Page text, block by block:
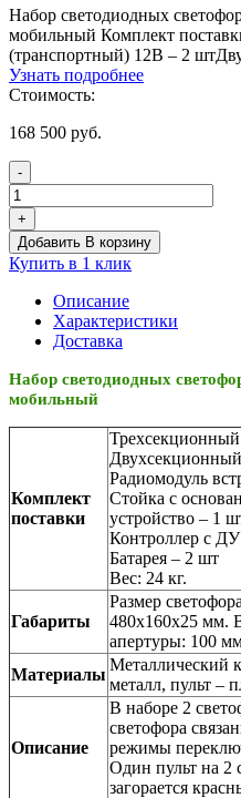
Набор светодиодных
мобильный Комплект
(транспортный) 12В – 2
Узнать подробнее
Стоимость:
168 500 руб.
-
Количество
товара
Набор
светодиодных
светофоров
+
Добавить В корзину
Купить в 1 клик
Описание
Характеристики
Доставка
Набор светодиодных
мобильный
Комплект
поставки
Радиомодуль
Стойка с
устройство – 1
Контроллер с
Батарея – 2 шт
Вес: 24 кг.
Габариты
Размер
480х160х25 мм.
апертуры: 100
Материалы
Металлический
металл, пульт –
Описание
В наборе 2
светофора
режимы
Один пульт на 2
загорается